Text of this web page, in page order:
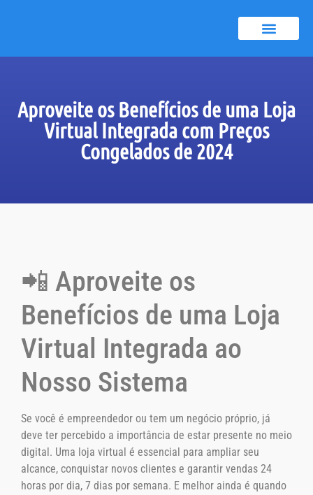
Aproveite os Benefícios de uma Loja
Virtual Integrada com Preços
Congelados de 2024
📲 Aproveite os
Benefícios de uma Loja
Virtual Integrada ao
Nosso Sistema
Se você é empreendedor ou tem um negócio próprio, já
deve ter percebido a importância de estar presente no meio
digital. Uma loja virtual é essencial para ampliar seu
alcance, conquistar novos clientes e garantir vendas 24
horas por dia, 7 dias por semana. E melhor ainda é quando